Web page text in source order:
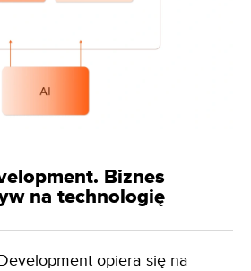
Biznes
na technologię
opiera się na